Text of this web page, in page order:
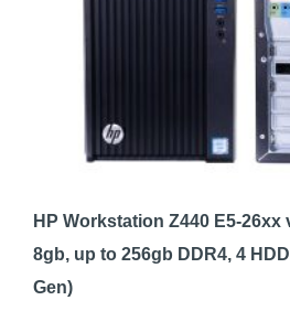
HP Workstation Z440 E5-26xx
8gb, up to 256gb DDR4, 4
Gen)